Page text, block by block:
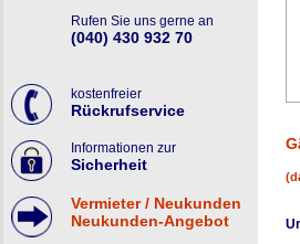
Rufen Sie uns gerne an
(040) 430 932 70
kostenfreier
Rückrufservice
Informationen zur
Sicherheit
Vermieter / Neukunden
Neukunden-Angebot